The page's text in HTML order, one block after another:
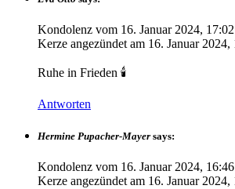
Kondolenz vom 16. Januar 2024, 17:02
Kerze angezündet am 16. Januar 2024,
Ruhe in Frieden 🕯️
Antworten
Hermine Pupacher-Mayer says:
Kondolenz vom 16. Januar 2024, 16:46
Kerze angezündet am 16. Januar 2024,